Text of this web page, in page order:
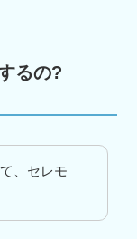
るの?
、セレモ